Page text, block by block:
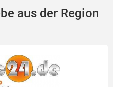
aus der Region